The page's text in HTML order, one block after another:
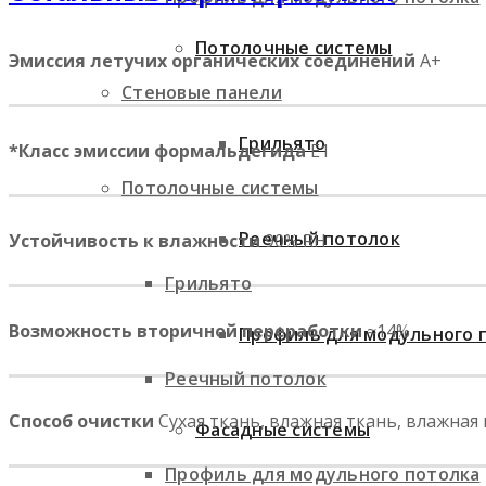
Стеновые панели
Потолочные системы
Грильято
Реечный потолок
Профиль для модульного потолка
Потолочные системы
Грильято
Реечный потолок
Профиль для модульного
Фасадные системы
Эмиссия летучих органических соединений A+
*Класс эмиссии формальдегида⁣ E1
Устойчивость к влажности90% RH
Возможность вторичной переработки≈14%
Способ очистки Сухая ткань, влажная ткань, влажная